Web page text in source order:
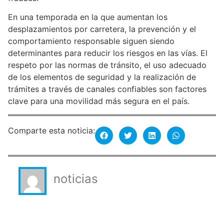
En una temporada en la que aumentan los
desplazamientos por carretera, la prevención y el
comportamiento responsable siguen siendo
determinantes para reducir los riesgos en las vías. El
respeto por las normas de tránsito, el uso adecuado
de los elementos de seguridad y la realización de
trámites a través de canales confiables son factores
clave para una movilidad más segura en el país.
Comparte esta noticia:
noticias